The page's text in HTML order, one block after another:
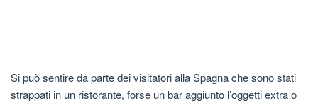
Si può sentire da parte dei visitatori alla Spagna che sono stati
strappati in un ristorante, forse un bar aggiunto l’oggetti extra o